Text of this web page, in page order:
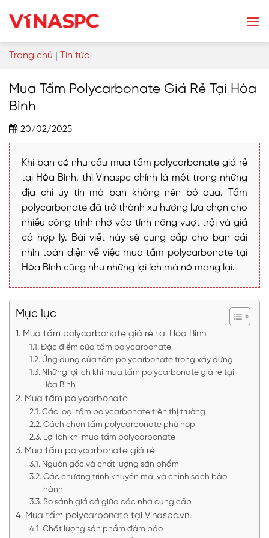
Trang chủ | Tin tức
Mua Tấm Polycarbonate Giá Rẻ Tại Hòa
Bình
20/02/2025
Khi bạn có nhu cầu mua tấm polycarbonate giá rẻ
tại Hòa Bình, thì Vinaspc chính là một trong những
địa chỉ uy tín mà bạn không nên bỏ qua. Tấm
polycarbonate đã trở thành xu hướng lựa chọn cho
nhiều công trình nhờ vào tính năng vượt trội và giá
cả hợp lý. Bài viết này sẽ cung cấp cho bạn cái
nhìn toàn diện về việc mua tấm polycarbonate tại
Hòa Bình cũng như những lợi ích mà nó mang lại.
Mục lục
Mua tấm polycarbonate giá rẻ tại Hòa Bình
Đặc điểm của tấm polycarbonate
Ứng dụng của tấm polycarbonate trong xây dựng
Những lợi ích khi mua tấm polycarbonate giá rẻ tại
Hòa Bình
Mua tấm polycarbonate
Các loại tấm polycarbonate trên thị trường
Cách chọn tấm polycarbonate phù hợp
Lợi ích khi mua tấm polycarbonate
Mua tấm polycarbonate giá rẻ
Nguồn gốc và chất lượng sản phẩm
Các chương trình khuyến mãi và chính sách bảo
hành
So sánh giá cả giữa các nhà cung cấp
Mua tấm polycarbonate tại Vinaspc.vn.
Chất lượng sản phẩm đảm bảo